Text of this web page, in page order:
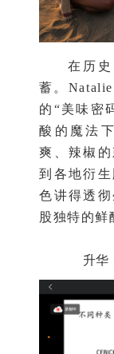
在历
蓄。
的“美味密
酸的魔法
爽、辣椒
到各地衍
色讲得透
股独特的鲜
升华